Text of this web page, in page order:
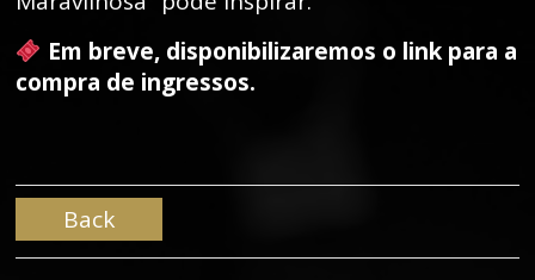
Em breve, disponibilizaremos o link para a
compra de ingressos.
Back